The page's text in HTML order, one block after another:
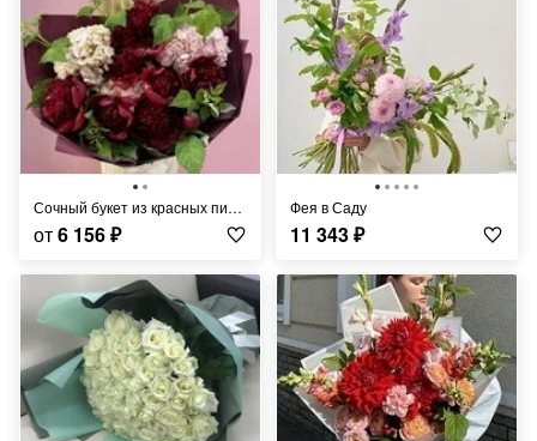
Сочный букет из красных пионов и гортензий
от6 156₽
Фея в Саду
11 343₽